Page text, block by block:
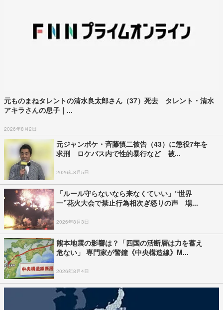
元ものまねタレントの清水良太郎さん（37）死去 タレント・清水
アキラさんの息子｜...
2026年8月2日
元ジャンポケ・斉藤慎二被告（43）に懲役7年を
求刑 ロケバス内で性的暴行など 被...
2026年8月5日
「ルール守らないなら来なくていい」“世界
一”花火大会で禁止行為相次ぎ怒りの声 場...
2026年8月3日
熊本地震の影響は？「四国の活断層は力を蓄え
危ない」 専門家が警鐘《中央構造線》M...
2026年8月4日